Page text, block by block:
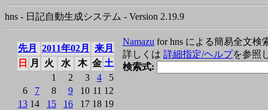
hns - 日記自動生成システム - Version 2.19.9
先月 2011年02月
来月
日
月 火 水 木 金 土
1
2 3 4
5
6
7 8 9 10 11 12
13 14 15 16 17 18 19
Namazu for hns による簡易全文検
詳しくは 詳細指定/ヘルプを参照
検索式: